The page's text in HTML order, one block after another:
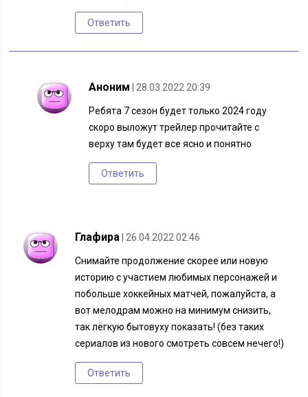
Ответить
Аноним | 28.03.2022 20:39
Ребята 7 сезон будет только 2024 году
скоро выложут трейлер прочитайте с
верху там будет все ясно и понятно
Ответить
Глафира | 26.04.2022 02:46
Снимайте продолжение скорее или новую
историю с участием любимых персонажей и
побольше хоккейных матчей, пожалуйста, а
вот мелодрам можно на минимум снизить,
так лёгкую бытовуху показать! (без таких
сериалов из нового смотреть совсем нечего!)
Ответить